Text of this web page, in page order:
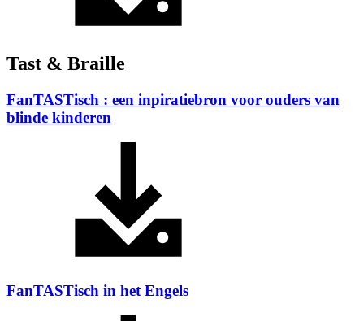
Tast & Braille
FanTASTisch : een inpiratiebron voor ouders van
blinde kinderen
FanTASTisch in het Engels